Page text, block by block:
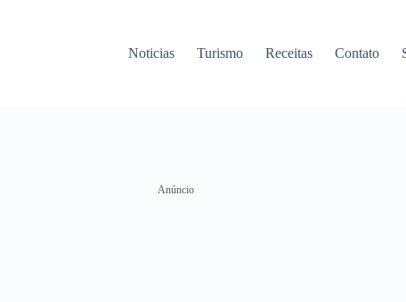
Noticias Turismo Receitas Contato
Anúncio